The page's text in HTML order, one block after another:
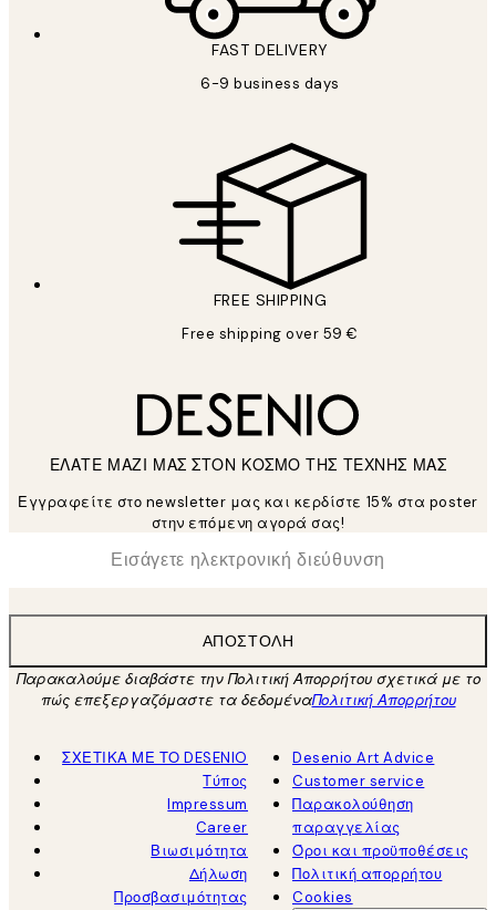
FAST DELIVERY
6-9 business days
FREE SHIPPING
Free shipping over 59 €
ΕΛΑΤΕ ΜΑΖΙ ΜΑΣ ΣΤΟΝ ΚΟΣΜΟ ΤΗΣ ΤΕΧΝΗΣ ΜΑΣ
Εγγραφείτε στο newsletter μας και κερδίστε 15% στα poster
στην επόμενη αγορά σας!
Ηλεκτρονική Διεύθυνση
ΑΠΟΣΤΟΛΉ
Παρακαλούμε διαβάστε την Πολιτική Απορρήτου σχετικά με το
πώς επεξεργαζόμαστε τα δεδομέναΠολιτική Απορρήτου
ΣΧΕΤΙΚΑ ΜΕ ΤΟ DESENIO
Τύπος
Impressum
Career
Βιωσιμότητα
Δήλωση
Προσβασιμότητας
Desenio Art Advice
Customer service
Παρακολούθηση
παραγγελίας
Όροι και προϋποθέσεις
Πολιτική απορρήτου
Cookies